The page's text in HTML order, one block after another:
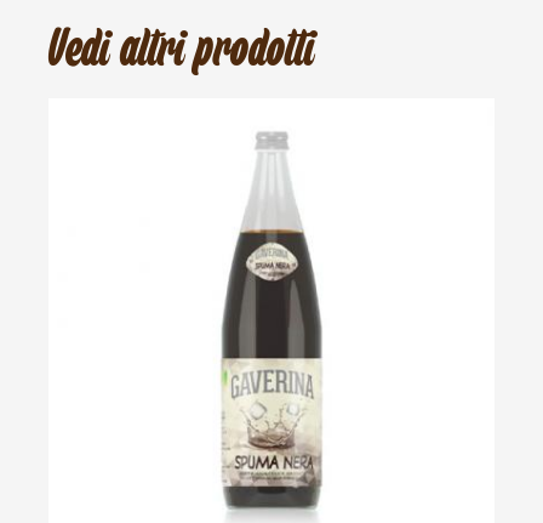
Vedi altri prodotti